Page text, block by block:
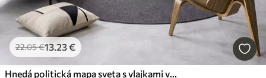
22.05€13 .23€